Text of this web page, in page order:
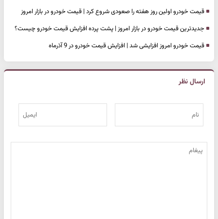
قیمت خودرو اولین روز هفته را صعودی شروع کرد | قیمت خودرو در بازار امروز
جدیدترین قیمت خودرو در بازار امروز | پشت پرده افزایش قیمت خودرو چیست؟
قیمت خودرو امروز افزایشی شد | افزایش قیمت خودرو در 9 آذرماه
ارسال نظر